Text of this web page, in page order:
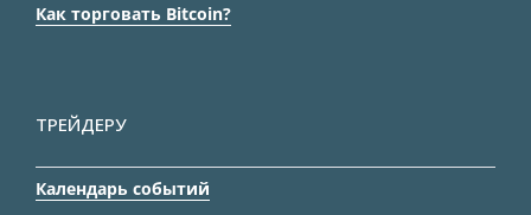
Как торговать Bitcoin?
ТРЕЙДЕРУ
Календарь событий